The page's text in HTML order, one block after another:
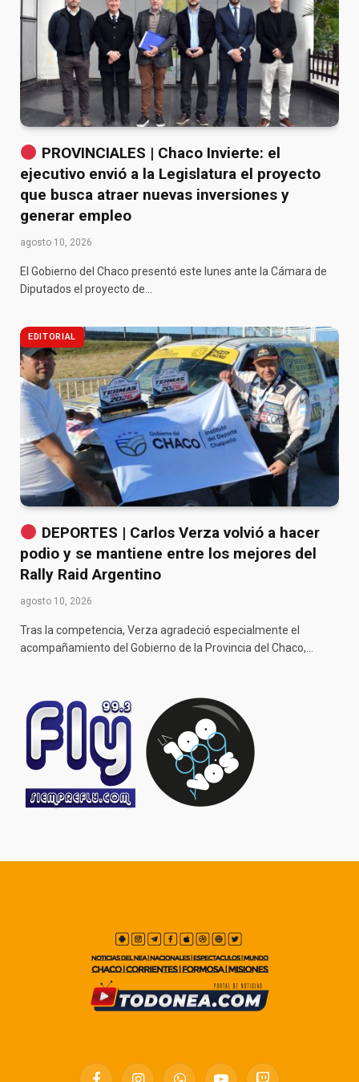
PROVINCIALES | Chaco Invierte: el
ejecutivo envió a la Legislatura el proyecto
que busca atraer nuevas inversiones y
generar empleo
agosto 10, 2026
El Gobierno del Chaco presentó este lunes ante la Cámara de
Diputados el proyecto de…
EDITORIAL
DEPORTES | Carlos Verza volvió a hacer
podio y se mantiene entre los mejores del
Rally Raid Argentino
agosto 10, 2026
Tras la competencia, Verza agradeció especialmente el
acompañamiento del Gobierno de la Provincia del Chaco,…